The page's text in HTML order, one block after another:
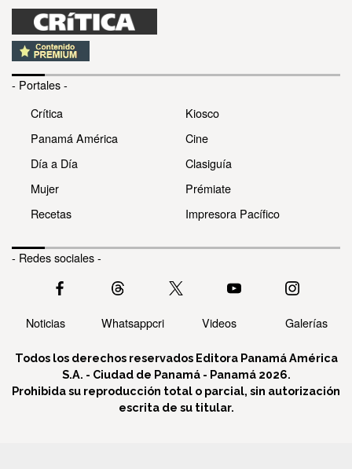
- Portales -
Crítica
Panamá América
Día a Día
Mujer
Recetas
Kiosco
Cine
Clasiguía
Prémiate
Impresora Pacífico
- Redes sociales -
Noticias Whatsappcri Videos Galerías
Todos los derechos reservados Editora Panamá América
S.A. - Ciudad de Panamá - Panamá 2026.
Prohibida su reproducción total o parcial, sin autorización
escrita de su titular.